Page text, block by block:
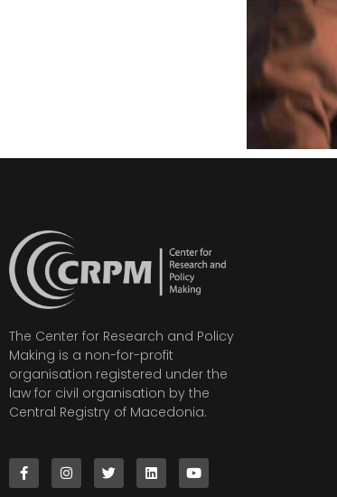
The Center for Research and Policy
Making is a non-for-profit
organisation registered under the
law for civil organisation by the
Central Registry of Macedonia.